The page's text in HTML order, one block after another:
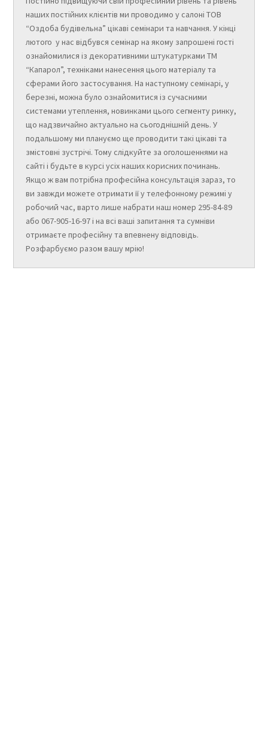
наших постійних клієнтів ми проводимо у салоні ТОВ
“Оздоба будівельна” цікаві семінари та навчання. У кінці
лютого у нас відбувся семінар на якому запрошені гості
ознайомилися із декоративними штукатурками ТМ
“Капарол”, техніками нанесення цього матеріалу та
сферами його застосування. На наступному семінарі, у
березні, можна було ознайомитися із сучасними
системами утеплення, новинками цього сегменту ринку,
що надзвичайно актуально на сьогоднішній день. У
подальшому ми плануємо ще проводити такі цікаві та
змістовні зустрічі. Тому слідкуйте за оголошеннями на
сайті і будьте в курсі усіх наших корисних починань.
Якщо ж вам потрібна професійна консультація зараз, то
ви завжди можете отримати її у телефонному режимі у
робочий час, варто лише набрати наш номер 295-84-89
або 067-905-16-97 і на всі ваші запитання та сумніви
отримаєте професійну та впевнену відповідь.
Розфарбуємо разом вашу мрію!